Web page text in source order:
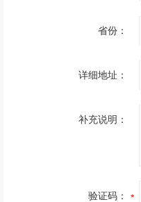
省份：
详细地址：
补充说明：
验证码：